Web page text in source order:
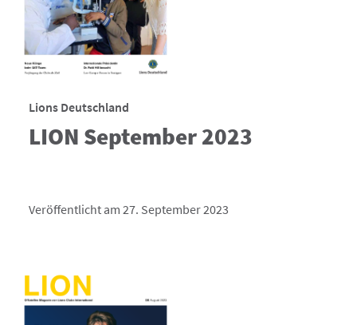
Lions Deutschland
LION September 2023
Veröffentlicht am 27. September 2023